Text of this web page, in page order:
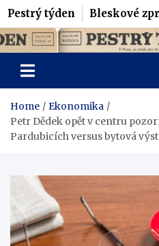
Pestrý týden Bleskové
Skip
to
content
Pestrý Týden
Home
Ekonomika
Petr Dědek opět v centru
Pardubicích versus bytová